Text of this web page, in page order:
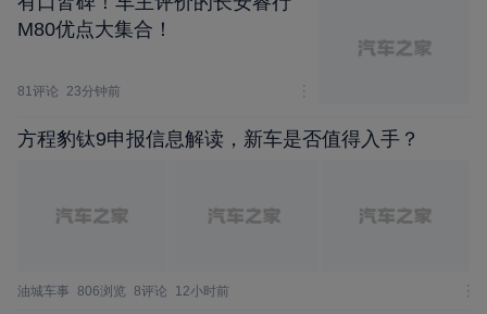
M80优点大集合！
81评论 23分钟前
方程豹钛9申报信息解读，新车是否值得入手？
油城车事 806浏览 8评论 12小时前